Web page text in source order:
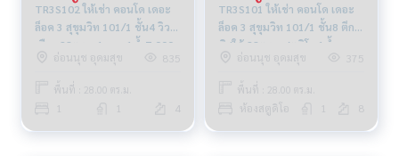
TR3S102 ให้เช่า คอนโด เดอะ
ล็อค 3 สุขุมวิท 101/1 ชั้น4 วิว
เมือง 28ตรม. 1นอน 1น้ำ7,000
บ.064-878-5283
อ่อนนุช อุดมสุข 835
พื้นที่ : 28.00 ตร.ม.
4
TR3S101 ให้เช่า คอนโด เดอะ
ล็อค 3 สุขุมวิท 101/1 ชั้น8 ตึกC
ทิศใต้ 28ตรม. สตูดิโอ 1น้ำ
8,000บ. 064-878-5283
อ่อนนุช อุดมสุข 375
พื้นที่ : 28.00 ตร.ม.
ห้องสตูดิโอ 8